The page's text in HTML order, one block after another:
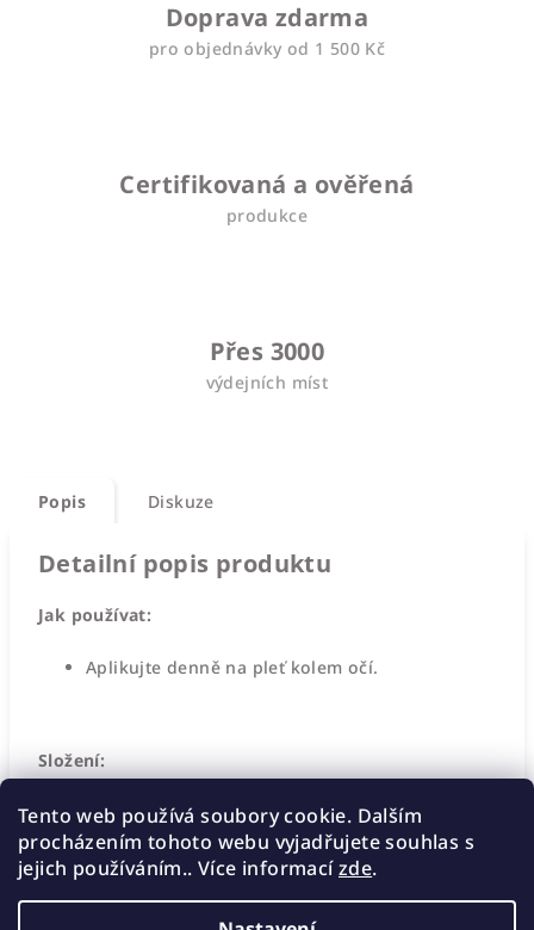
Tento web používá soubory cookie. Dalším
procházením tohoto webu vyjadřujete souhlas s
jejich používáním.. Více informacízde.
Doprava zdarma
pro objednávky od 1 500 Kč
Certifikovaná a ověřená
produkce
Přes 3000
výdejních míst
Popis Diskuze
Detailní popis produktu
Jak používat:
Aplikujte denně na pleť kolem očí.
Složení:
Peptidy
Vitamin C
Extrakt z kmenových buněk orchideje.